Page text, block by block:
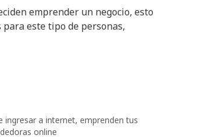
emprender un negocio, esto
para este tipo de personas,
ingresar a internet, emprenden tus
online